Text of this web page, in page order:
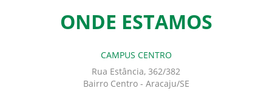
ONDE ESTAMOS
CAMPUS CENTRO
Rua Estância, 362/382
Bairro Centro - Aracaju/SE